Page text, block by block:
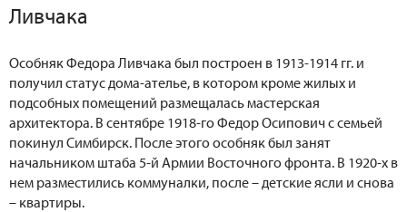
Ливчака
Особняк Федора Ливчака был построен в 1913-1914 гг. и
получил статус дома-ателье, в котором кроме жилых и
подсобных помещений размещалась мастерская
архитектора. В сентябре 1918-го Федор Осипович с семьей
покинул Симбирск. После этого особняк был занят
начальником штаба 5-й Армии Восточного фронта. В 1920-х в
нем разместились коммуналки, после – детские ясли и снова
– квартиры.